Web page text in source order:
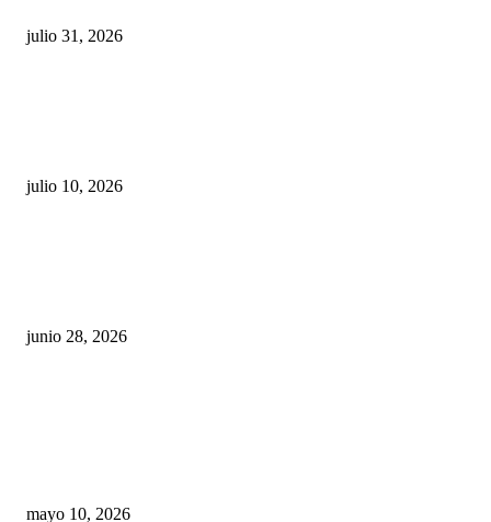
julio 31, 2026
julio 10, 2026
junio 28, 2026
mayo 10, 2026